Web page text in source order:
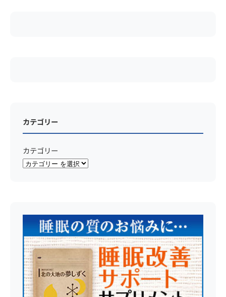
カテゴリー
カテゴリー